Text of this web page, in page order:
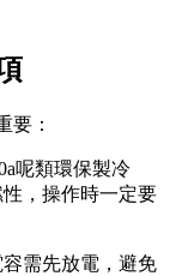
要：
呢類環保製冷
，操作時一定要
容需先放電，避免